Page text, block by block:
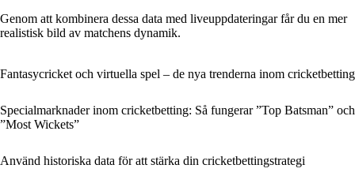
Genom att kombinera dessa data med liveuppdateringar får du en mer
realistisk bild av matchens dynamik.
Fantasycricket och virtuella spel – de nya trenderna inom cricketbetting
Specialmarknader inom cricketbetting: Så fungerar ”Top Batsman” och
”Most Wickets”
Använd historiska data för att stärka din cricketbettingstrategi